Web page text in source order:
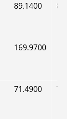
89.1400
169.9700
71.4900